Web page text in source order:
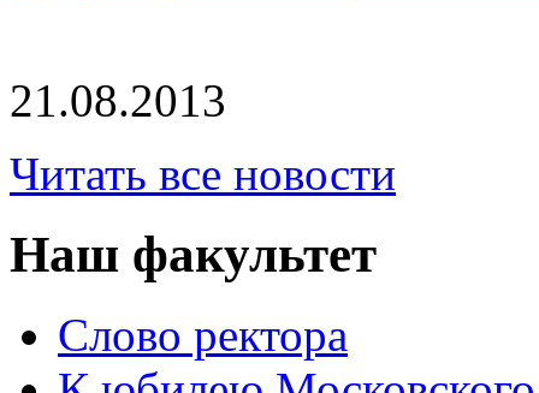
21.08.2013
Читать все новости
Наш факультет
Слово ректора